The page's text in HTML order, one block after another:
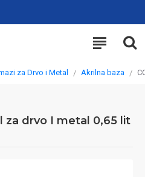
za Drvo i Metal Akrilna baza
za drvo I metal 0,65 lit